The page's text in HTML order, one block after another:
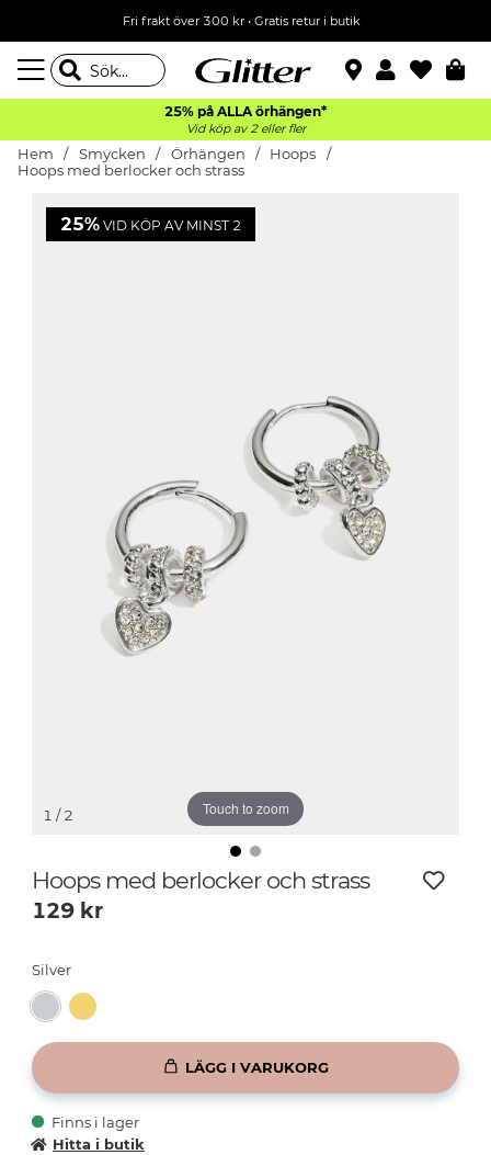
Fri frakt över 300 kr• Gratis retur i butik
25% på ALLA örhängen*
Vid köp av 2 eller fler
Hem Smycken Örhängen
Hoops
Hoops med berlocker och strass
25% VID KÖP AV MINST 2
Touch to zoom
1 / 2
Hoops med berlocker och strass
129 kr
Silver
LÄGG I VARUKORG
Finns i lager
Hitta i butik